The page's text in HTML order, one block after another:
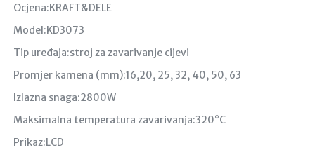
Ocjena:KRAFT&DELE
Model:KD3073
Tip uređaja:stroj za zavarivanje cijevi
Promjer kamena (mm):16,20, 25, 32, 40, 50, 63
Izlazna snaga:2800W
Maksimalna temperatura zavarivanja:320°C
Prikaz:LCD